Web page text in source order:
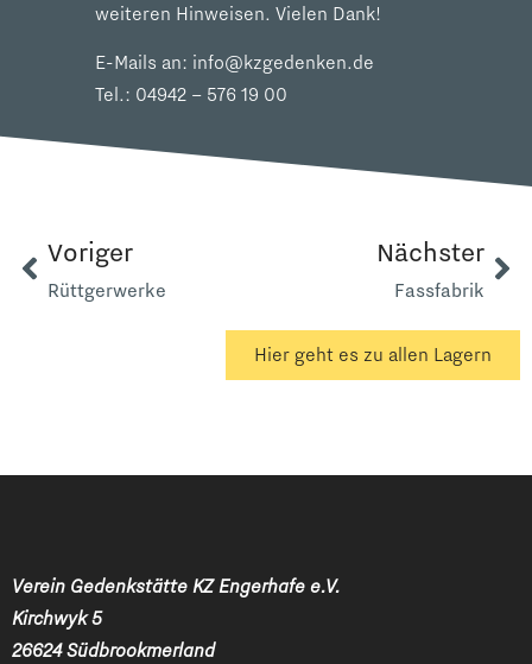
weiteren Hinweisen. Vielen Dank!
E-Mails an: info@kzgedenken.de
Tel.: 04942 – 576 19 00
Voriger
Rüttgerwerke
Nächster
Fassfabrik
Hier geht es zu allen Lagern
Verein Gedenkstätte KZ Engerhafe e.V.
Kirchwyk 5
26624 Südbrookmerland